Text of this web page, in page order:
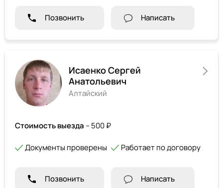
Позвонить Написать
Исаенко Сергей
Анатольевич
Алтайский
Стоимость выезда – 500 ₽
Документы проверены Работает по договору
Позвонить Написать